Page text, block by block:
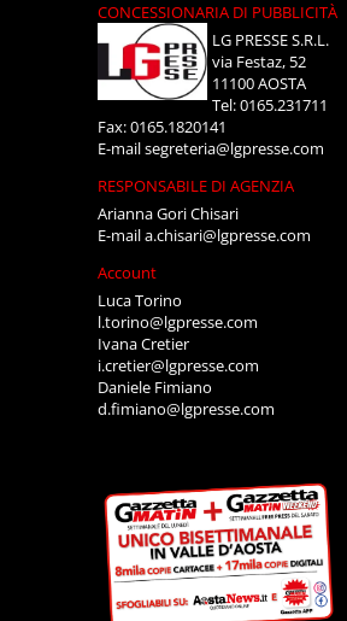
CONCESSIONARIA DI PUBBLICITÀ
LG PRESSE S.R.L.
via Festaz, 52
11100 AOSTA
Tel: 0165.231711
Fax: 0165.1820141
E-mailsegreteria@lgpresse.com
RESPONSABILE DI AGENZIA
Arianna Gori Chisari
E-maila.chisari@lgpresse.com
Account
Luca Torino
l.torino@lgpresse.com
Ivana Cretier
i.cretier@lgpresse.com
Daniele Fimiano
d.fimiano@lgpresse.com